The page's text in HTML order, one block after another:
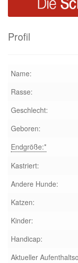
Leishmaniose
Qualzucht bei
Zwingerhusten
Ablauf Adoption
Info Broschüre –
Glückliche
Regenbogenbrücke
Profil
Name:
Rasse:
Geschlecht:
Geboren:
Endgröße:*
Kastriert:
Andere Hunde:
Katzen:
Kinder:
Handicap:
Aktueller